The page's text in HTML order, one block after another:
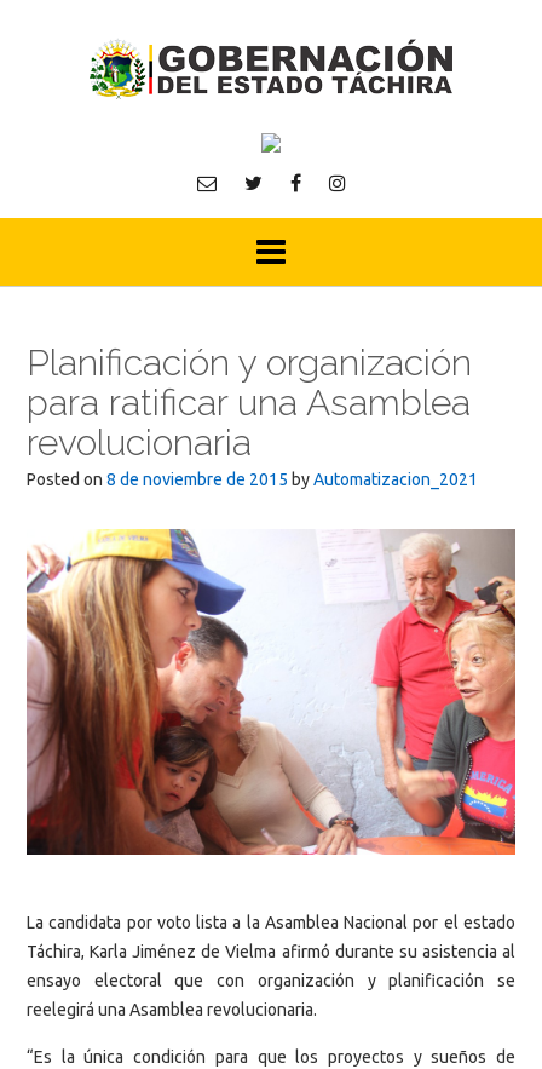
Planificación y organización
para ratificar una Asamblea
revolucionaria
Posted on 8 de noviembre de 2015 byAutomatizacion_2021
La candidata por voto lista a la Asamblea Nacional por el estado
Táchira, Karla Jiménez de Vielma afirmó durante su asistencia al
ensayo electoral que con organización y planificación se
reelegirá una Asamblea revolucionaria.
“Es la única condición para que los proyectos y sueños de